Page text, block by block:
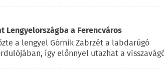
Lengyelországba a Ferencváros
a lengyel Górnik Zabrzét a labdarúgó
így előnnyel utazhat a